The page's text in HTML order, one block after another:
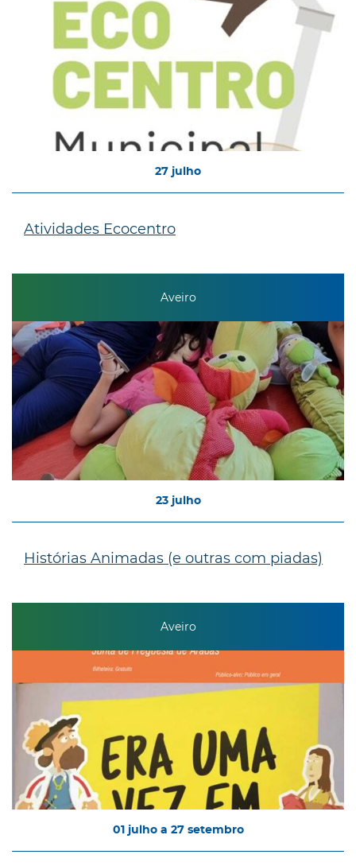
27 julho
Atividades Ecocentro
Aveiro
23 julho
Histórias Animadas (e outras com piadas)
Aveiro
01 julho a 27 setembro